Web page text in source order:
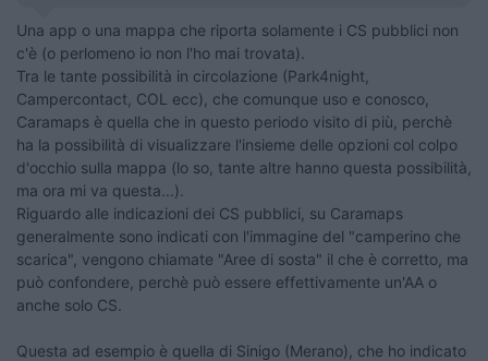
Una app o una mappa che riporta solamente i CS pubblici non
c'è (o perlomeno io non l'ho mai trovata).
Tra le tante possibilità in circolazione (Park4night,
Campercontact, COL ecc), che comunque uso e conosco,
Caramaps è quella che in questo periodo visito di più, perchè
ha la possibilità di visualizzare l'insieme delle opzioni col colpo
d'occhio sulla mappa (lo so, tante altre hanno questa possibilità,
ma ora mi va questa...).
Riguardo alle indicazioni dei CS pubblici, su Caramaps
generalmente sono indicati con l'immagine del "camperino che
scarica", vengono chiamate "Aree di sosta" il che è corretto, ma
può confondere, perchè può essere effettivamente un'AA o
anche solo CS.
Questa ad esempio è quella di Sinigo (Merano), che ho indicato